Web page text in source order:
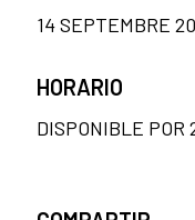
14 SEPTEMBRE
HORARIO
DISPONIBLE POR